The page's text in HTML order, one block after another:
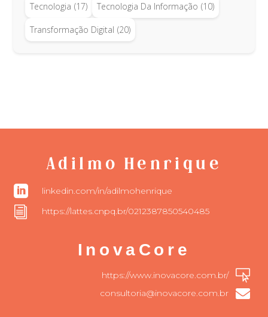
Tecnologia (17) Tecnologia Da Informação (10)
Transformação Digital (20)
Adilmo Henrique
 linkedin.com/in/adilmohenrique
i https://lattes.cnpq.br/0212387850540485
InovaCore

https://www.inovacore.com.br/

consultoria@inovacore.com.br